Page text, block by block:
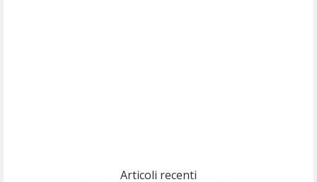
Articoli recenti